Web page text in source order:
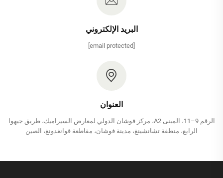
البريد الإلكتروني
العنوان
الرقم 9–11، المبنى A2، مركز فوشان الدولي لمعارض السيراميك، طريق جيهوا
الرابع، منطقة تشانشينغ، مدينة فوشان، مقاطعة قوانغدونغ، الصين